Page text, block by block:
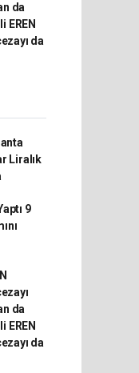
da
EREN
da
Liralık
9
da
EREN
da